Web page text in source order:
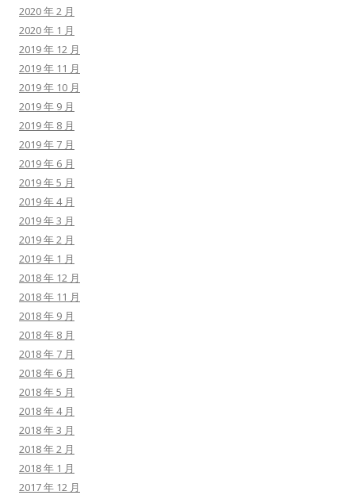
2020 年 2 月
2020 年 1 月
2019 年 12 月
2019 年 11 月
2019 年 10 月
2019 年 9 月
2019 年 8 月
2019 年 7 月
2019 年 6 月
2019 年 5 月
2019 年 4 月
2019 年 3 月
2019 年 2 月
2019 年 1 月
2018 年 12 月
2018 年 11 月
2018 年 9 月
2018 年 8 月
2018 年 7 月
2018 年 6 月
2018 年 5 月
2018 年 4 月
2018 年 3 月
2018 年 2 月
2018 年 1 月
2017 年 12 月